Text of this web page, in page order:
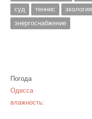
суд
теннис экология
энергоснабжение
Погода
Одесса
влажность: